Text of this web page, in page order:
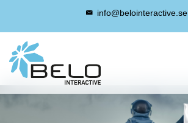
info@belointeractive.se
info@belointeractive.se